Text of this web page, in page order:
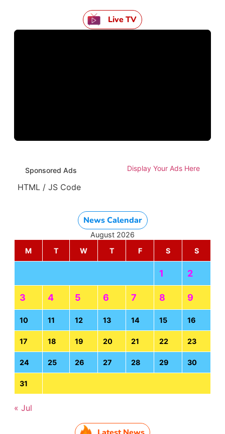
Live TV
Sponsored Ads Display Your Ads Here
HTML / JS Code
News Calendar
August 2026
M
T W T F S S
1 2
3 4 5 6 7 8 9
10 11 12 13 14 15 16
17 18 19 20 21 22 23
24 25 26 27 28 29 30
31
« Jul